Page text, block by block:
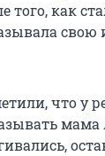
того, как
свою
что у